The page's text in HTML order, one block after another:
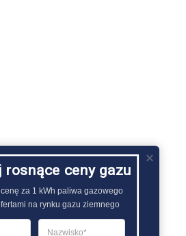
rosnące ceny gazu
za 1 kWh paliwa gazowego
na rynku gazu ziemnego